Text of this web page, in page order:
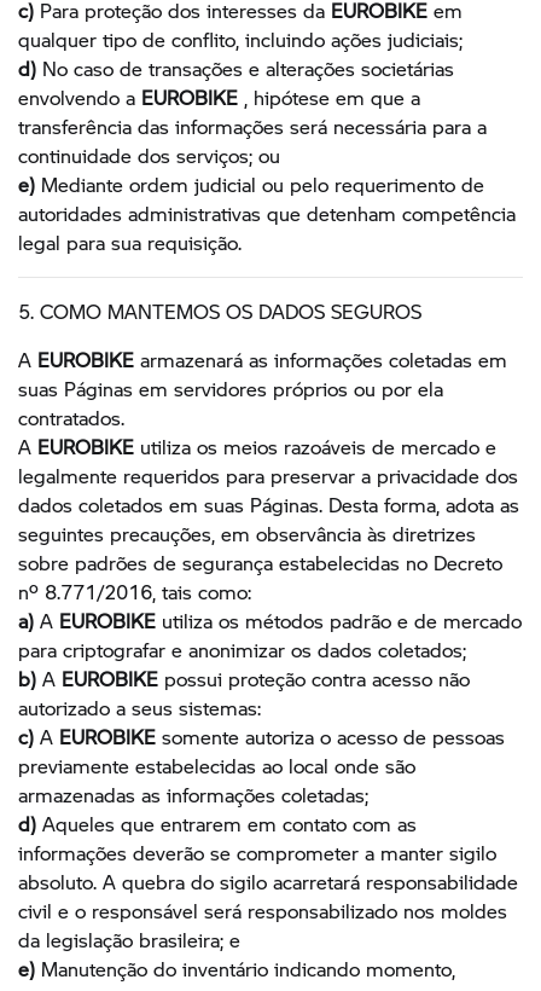
c) Para proteção dos interesses da EUROBIKE em
qualquer tipo de conflito, incluindo ações judiciais;
d) No caso de transações e alterações societárias
envolvendo a EUROBIKE , hipótese em que a
transferência das informações será necessária para a
continuidade dos serviços; ou
e) Mediante ordem judicial ou pelo requerimento de
autoridades administrativas que detenham competência
legal para sua requisição.
5. COMO MANTEMOS OS DADOS SEGUROS
A EUROBIKE armazenará as informações coletadas em
suas Páginas em servidores próprios ou por ela
contratados.
A EUROBIKE utiliza os meios razoáveis de mercado e
legalmente requeridos para preservar a privacidade dos
dados coletados em suas Páginas. Desta forma, adota as
seguintes precauções, em observância às diretrizes
sobre padrões de segurança estabelecidas no Decreto
nº 8.771/2016, tais como:
a) A EUROBIKE utiliza os métodos padrão e de mercado
para criptografar e anonimizar os dados coletados;
b) A EUROBIKE possui proteção contra acesso não
autorizado a seus sistemas:
c) A EUROBIKE somente autoriza o acesso de pessoas
previamente estabelecidas ao local onde são
armazenadas as informações coletadas;
d) Aqueles que entrarem em contato com as
informações deverão se comprometer a manter sigilo
absoluto. A quebra do sigilo acarretará responsabilidade
civil e o responsável será responsabilizado nos moldes
da legislação brasileira; e
e) Manutenção do inventário indicando momento,